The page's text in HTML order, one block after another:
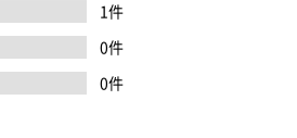
1件
0件
0件